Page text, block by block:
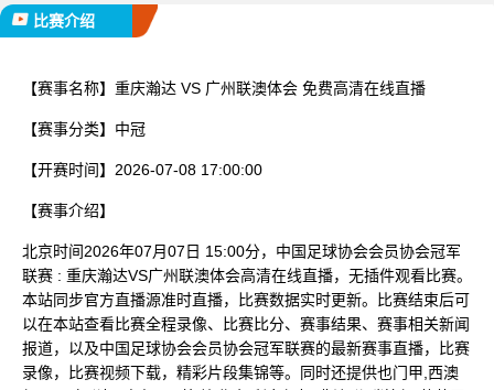
比赛介绍
【赛事名称】 重庆瀚达 VS 广州联澳体会 免费高清在线直播
【赛事分类】 中冠
【开赛时间】 2026-07-08 17:00:00
【赛事介绍】
北京时间2026年07月07日 15:00分，中国足球协会会员协会冠军
联赛 : 重庆瀚达VS广州联澳体会高清在线直播，无插件观看比赛。
本站同步官方直播源准时直播，比赛数据实时更新。比赛结束后可
以在本站查看比赛全程录像、比赛比分、赛事结果、赛事相关新闻
报道，以及中国足球协会会员协会冠军联赛的最新赛事直播，比赛
录像，比赛视频下载，精彩片段集锦等。同时还提供也门甲,西澳